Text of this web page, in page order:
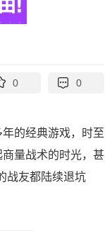
0 0
的经典游戏，时至
量战术的时光，甚
战友都陆续退坑